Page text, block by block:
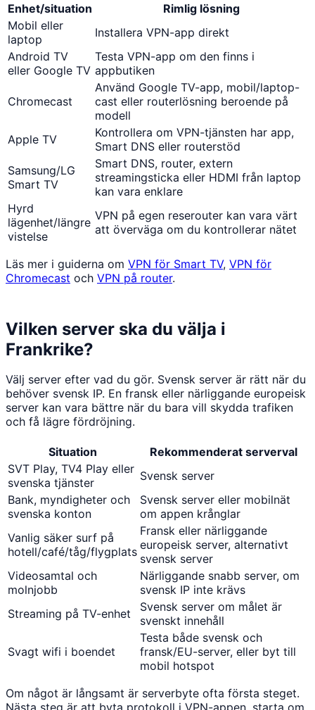
Enhet/situation
Rimlig lösning
Mobil eller
laptop
Installera VPN-app direkt
Android TV
eller Google TV
Testa VPN-app om den finns i
appbutiken
Chromecast
Använd Google TV-app, mobil/laptop-
cast eller routerlösning beroende på
modell
Apple TV
Kontrollera om VPN-tjänsten har app,
Smart DNS eller routerstöd
Samsung/LG
Smart TV
Smart DNS, router, extern
streamingsticka eller HDMI från laptop
kan vara enklare
Hyrd
lägenhet/längre
vistelse
VPN på egen reserouter kan vara värt
att överväga om du kontrollerar nätet
Läs mer i guiderna om VPN för Smart TV, VPN för
Chromecast och VPN på router.
Vilken server ska du välja i
Frankrike?
Välj server efter vad du gör. Svensk server är rätt när du
behöver svensk IP. En fransk eller närliggande europeisk
server kan vara bättre när du bara vill skydda trafiken
och få lägre fördröjning.
Situation
Rekommenderat serverval
SVT Play, TV4 Play eller
svenska tjänster
Svensk server
Bank, myndigheter och
svenska konton
Svensk server eller mobilnät
om appen krånglar
Vanlig säker surf på
hotell/café/tåg/flygplats
Fransk eller närliggande
europeisk server, alternativt
svensk server
Videosamtal och
molnjobb
Närliggande snabb server, om
svensk IP inte krävs
Streaming på TV-enhet
Svensk server om målet är
svenskt innehåll
Svagt wifi i boendet
Testa både svensk och
fransk/EU-server, eller byt till
mobil hotspot
Om något är långsamt är serverbyte ofta första steget.
Nästa steg är att byta protokoll i VPN-appen, starta om